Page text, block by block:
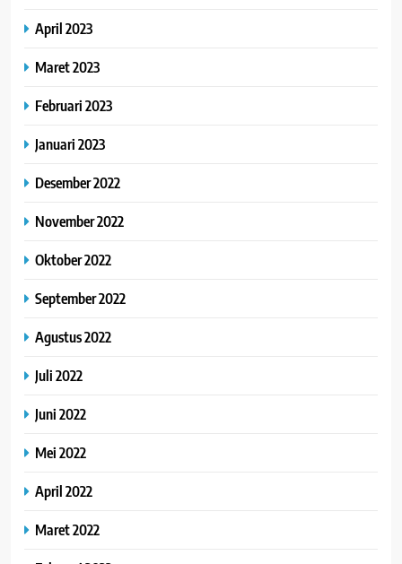
April 2023
Maret 2023
Februari 2023
Januari 2023
Desember 2022
November 2022
Oktober 2022
September 2022
Agustus 2022
Juli 2022
Juni 2022
Mei 2022
April 2022
Maret 2022